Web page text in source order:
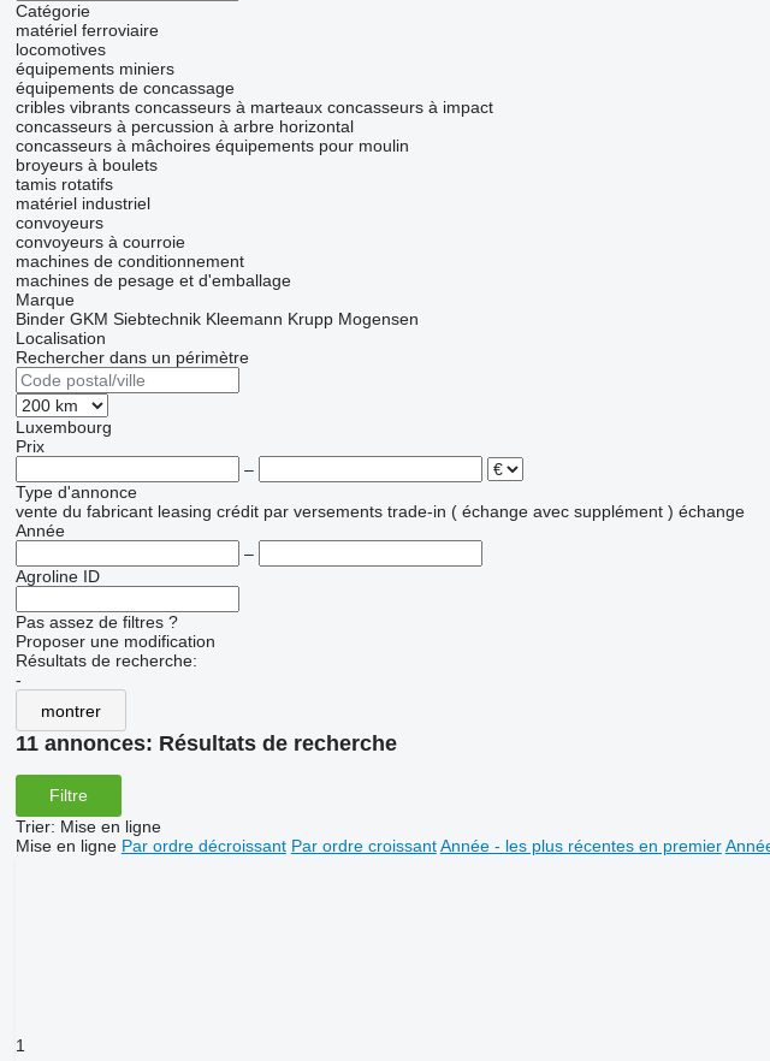
Catégorie
matériel ferroviaire
locomotives
équipements miniers
équipements de concassage
cribles vibrants concasseurs à marteaux concasseurs à impact
concasseurs à percussion à arbre horizontal
concasseurs à mâchoires équipements pour moulin
broyeurs à boulets
tamis rotatifs
matériel industriel
convoyeurs
convoyeurs à courroie
machines de conditionnement
machines de pesage et d'emballage
Marque
Binder GKM Siebtechnik Kleemann Krupp Mogensen
Localisation
Rechercher dans un périmètre
Luxembourg
Prix
–
Type d'annonce
vente du fabricant leasing crédit par versements trade-in ( échange avec supplément ) échange
Année
–
Agroline ID
Pas assez de filtres ?
Proposer une modification
Résultats de recherche:
-
montrer
11 annonces: Résultats de recherche
Filtre
Trier: Mise en ligne
Mise en ligne Par ordre décroissant Par ordre croissant Année - les plus récentes en premier
1